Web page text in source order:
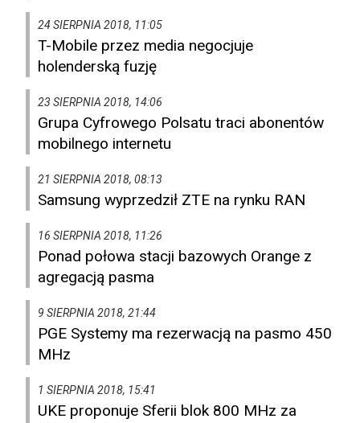
24 SIERPNIA 2018, 11:05
T-Mobile przez media negocjuje
holenderską fuzję
23 SIERPNIA 2018, 14:06
Grupa Cyfrowego Polsatu traci abonentów
mobilnego internetu
21 SIERPNIA 2018, 08:13
Samsung wyprzedził ZTE na rynku RAN
16 SIERPNIA 2018, 11:26
Ponad połowa stacji bazowych Orange z
agregacją pasma
9 SIERPNIA 2018, 21:44
PGE Systemy ma rezerwacją na pasmo 450
MHz
1 SIERPNIA 2018, 15:41
UKE proponuje Sferii blok 800 MHz za